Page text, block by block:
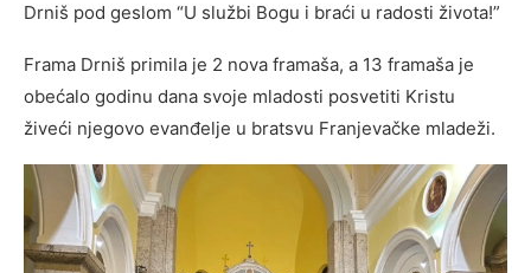
Drniš pod geslom “U službi Bogu i braći u radosti života!”
Frama Drniš primila je 2 nova framaša, a 13 framaša je
obećalo godinu dana svoje mladosti posvetiti Kristu
živeći njegovo evanđelje u bratsvu Franjevačke mladeži.